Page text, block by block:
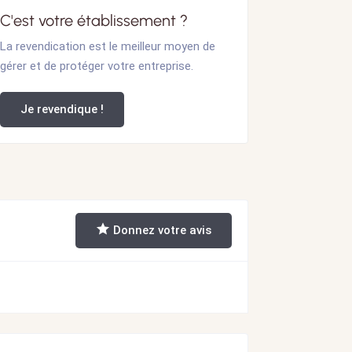
C'est votre établissement ?
La revendication est le meilleur moyen de
gérer et de protéger votre entreprise.
Je revendique !
Donnez votre avis